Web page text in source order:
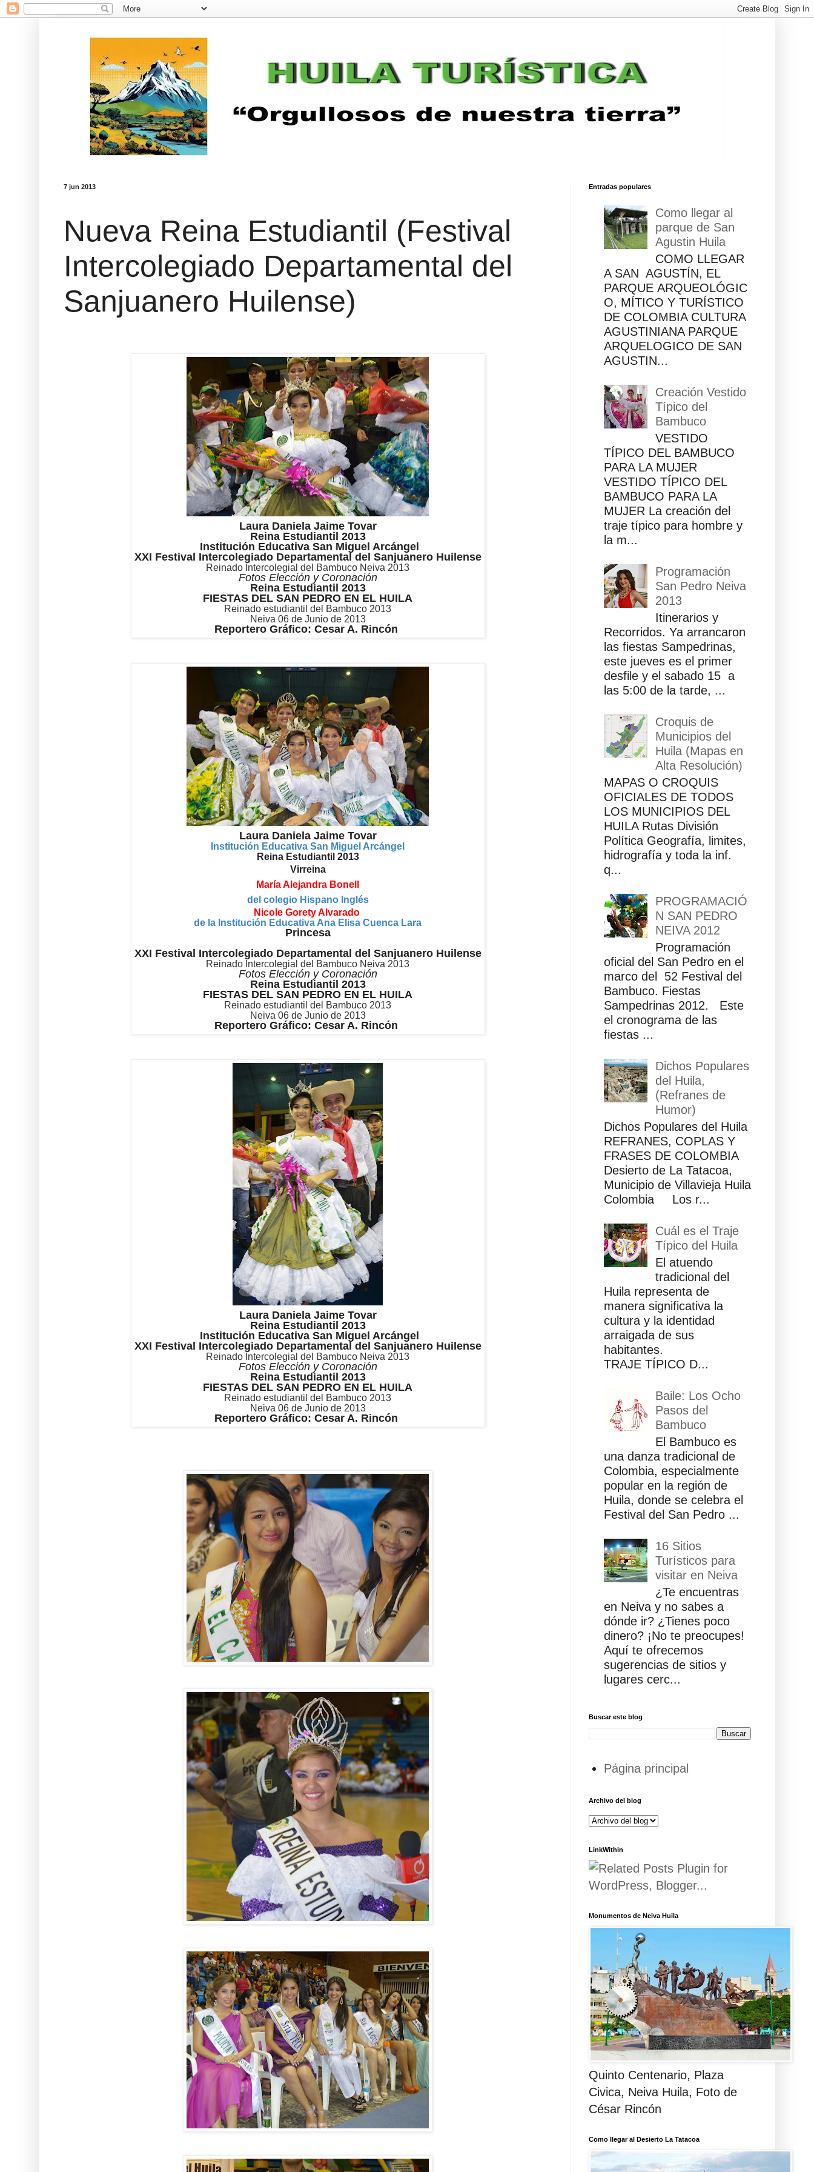
7 jun 2013
Nueva Reina Estudiantil (Festival
Intercolegiado Departamental del
Sanjuanero Huilense)
Laura Daniela Jaime Tovar
Reina Estudiantil 2013
Institución Educativa San Miguel Arcángel
XXI Festival Intercolegiado Departamental del Sanjuanero Huilense
Reinado Intercolegial del Bambuco Neiva 2013
Fotos Elección y Coronación
Reina Estudiantil 2013
FIESTAS DEL SAN PEDRO EN EL HUILA
Reinado estudiantil del Bambuco 2013
Neiva 06 de Junio de 2013
Reportero Gráfico: Cesar A. Rincón
Laura Daniela Jaime Tovar
Institución Educativa San Miguel Arcángel
Reina Estudiantil 2013
Virreina
María Alejandra Bonell
del colegio Hispano Inglés
Nicole Gorety Alvarado
de la Institución Educativa Ana Elisa Cuenca Lara
Princesa
XXI Festival Intercolegiado Departamental del Sanjuanero Huilense
Reinado Intercolegial del Bambuco Neiva 2013
Fotos Elección y Coronación
Reina Estudiantil 2013
FIESTAS DEL SAN PEDRO EN EL HUILA
Reinado estudiantil del Bambuco 2013
Neiva 06 de Junio de 2013
Reportero Gráfico: Cesar A. Rincón
Laura Daniela Jaime Tovar
Reina Estudiantil 2013
Institución Educativa San Miguel Arcángel
XXI Festival Intercolegiado Departamental del Sanjuanero Huilense
Reinado Intercolegial del Bambuco Neiva 2013
Fotos Elección y Coronación
Reina Estudiantil 2013
FIESTAS DEL SAN PEDRO EN EL HUILA
Reinado estudiantil del Bambuco 2013
Neiva 06 de Junio de 2013
Reportero Gráfico: Cesar A. Rincón
Entradas populares
Como llegar al
parque de San
Agustin Huila
COMO LLEGAR
A SAN AGUSTÍN, EL
PARQUE ARQUEOLÓGIC
O, MÍTICO Y TURÍSTICO
DE COLOMBIA CULTURA
AGUSTINIANA PARQUE
ARQUELOGICO DE SAN
AGUSTIN...
Creación Vestido
Típico del
Bambuco
VESTIDO
TÍPICO DEL BAMBUCO
PARA LA MUJER
VESTIDO TÍPICO DEL
BAMBUCO PARA LA
MUJER La creación del
traje típico para hombre y
la m...
Programación
San Pedro Neiva
2013
Itinerarios y
Recorridos. Ya arrancaron
las fiestas Sampedrinas,
este jueves es el primer
desfile y el sabado 15 a
las 5:00 de la tarde, ...
Croquis de
Municipios del
Huila (Mapas en
Alta Resolución)
MAPAS O CROQUIS
OFICIALES DE TODOS
LOS MUNICIPIOS DEL
HUILA Rutas División
Política Geografía, limites,
hidrografía y toda la inf.
q...
PROGRAMACIÓ
N SAN PEDRO
NEIVA 2012
Programación
oficial del San Pedro en el
marco del 52 Festival del
Bambuco. Fiestas
Sampedrinas 2012. Este
el cronograma de las
fiestas ...
Dichos Populares
del Huila,
(Refranes de
Humor)
Dichos Populares del Huila
REFRANES, COPLAS Y
FRASES DE COLOMBIA
Desierto de La Tatacoa,
Municipio de Villavieja Huila
Colombia Los r...
Cuál es el Traje
Típico del Huila
El atuendo
tradicional del
Huila representa de
manera significativa la
cultura y la identidad
arraigada de sus
habitantes.
TRAJE TÍPICO D...
Baile: Los Ocho
Pasos del
Bambuco
El Bambuco es
una danza tradicional de
Colombia, especialmente
popular en la región de
Huila, donde se celebra el
Festival del San Pedro ...
16 Sitios
Turísticos para
visitar en Neiva
¿Te encuentras
en Neiva y no sabes a
dónde ir? ¿Tienes poco
dinero? ¡No te preocupes!
Aquí te ofrecemos
sugerencias de sitios y
lugares cerc...
Buscar este blog
Página principal
Archivo del blog
LinkWithin
Monumentos de Neiva Huila
Quinto Centenario, Plaza
Civica, Neiva Huila, Foto de
César Rincón
Como llegar al Desierto La Tatacoa